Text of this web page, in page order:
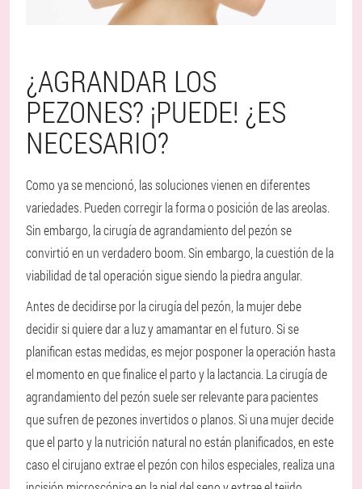
¿AGRANDAR LOS
PEZONES? ¡PUEDE! ¿ES
NECESARIO?
Como ya se mencionó, las soluciones vienen en diferentes
variedades. Pueden corregir la forma o posición de las areolas.
Sin embargo, la cirugía de agrandamiento del pezón se
convirtió en un verdadero boom. Sin embargo, la cuestión de la
viabilidad de tal operación sigue siendo la piedra angular.
Antes de decidirse por la cirugía del pezón, la mujer debe
decidir si quiere dar a luz y amamantar en el futuro. Si se
planifican estas medidas, es mejor posponer la operación hasta
el momento en que finalice el parto y la lactancia. La cirugía de
agrandamiento del pezón suele ser relevante para pacientes
que sufren de pezones invertidos o planos. Si una mujer decide
que el parto y la nutrición natural no están planificados, en este
caso el cirujano extrae el pezón con hilos especiales, realiza una